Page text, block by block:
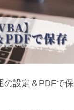
の設定＆PDFで保